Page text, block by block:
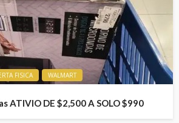
FISICA WALMART
ATIVIO DE $2,500 A SOLO $990